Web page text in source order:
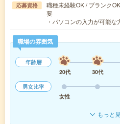
応募資格
職種未経験OK / ブランク
要
・パソコンの入力が可能な
職場の雰囲気
年齢層
20代
30代
男女比率
女性
もっと